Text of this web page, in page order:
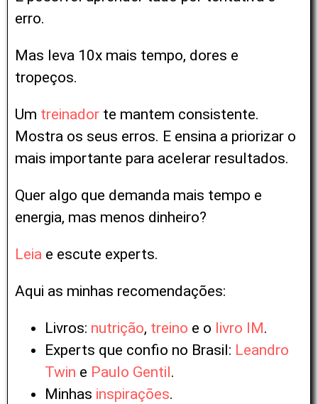
erro.
Mas leva 10x mais tempo, dores e
tropeços.
Um treinador te mantem consistente.
Mostra os seus erros. E ensina a priorizar o
mais importante para acelerar resultados.
Quer algo que demanda mais tempo e
energia, mas menos dinheiro?
Leia e escute experts.
Aqui as minhas recomendações:
Livros: nutrição, treino e o livro IM.
Experts que confio no Brasil: Leandro
Twin e Paulo Gentil.
Minhas inspirações.